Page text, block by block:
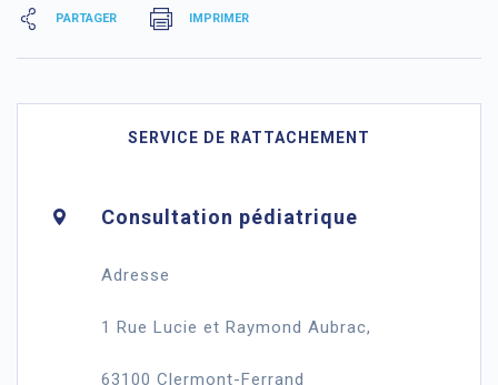
PARTAGER IMPRIMER
SERVICE DE RATTACHEMENT
Consultation pédiatrique
Adresse
1 Rue Lucie et Raymond Aubrac,
63100 Clermont-Ferrand